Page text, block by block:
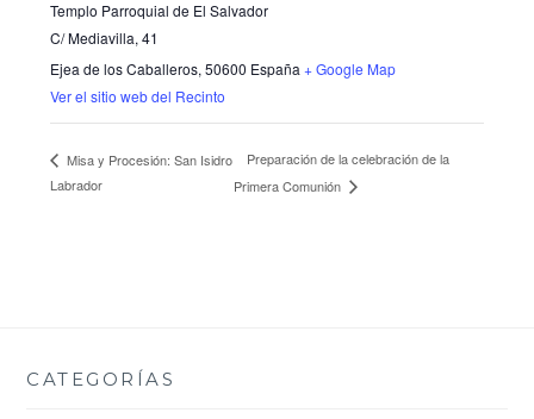
Templo Parroquial de El Salvador
C/ Mediavilla, 41
Ejea de los Caballeros, 50600 España + Google Map
Ver el sitio web del Recinto
Misa y Procesión: San Isidro
Labrador
Preparación de la celebración de la
Primera Comunión
CATEGORÍAS